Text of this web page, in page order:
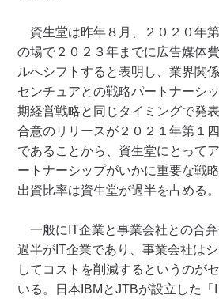
資生堂は昨年８月、２０２０年
の場で２０２３年までに広告媒体
ルへシフトすると表明し、業界関
センチュアとの戦略パートナーシ
期経営戦略と同じタイミングで発
合意のリリースが２０２１年第１
であることから、資生堂にとって
ートナーシップがいかに重要な戦
出資比率は資生堂が過半を占める。
一般にIT企業と事業会社との合
過半がIT企業であり、事業会社は
してコストを削減するというのが
いる。日本IBMとJTBが設立した「